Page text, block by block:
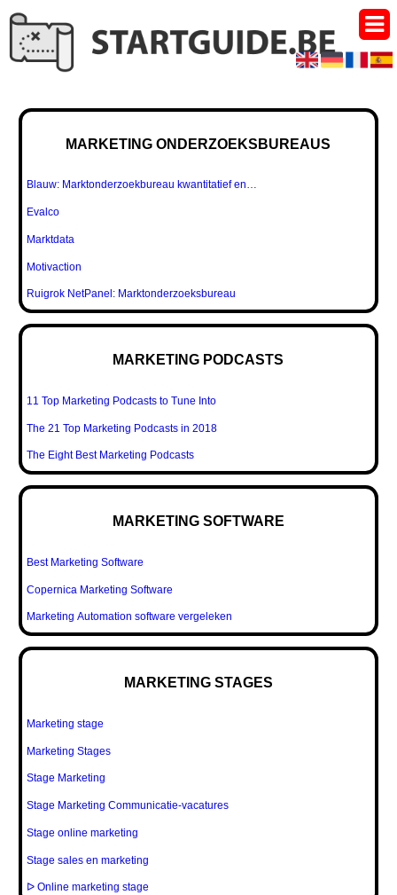
MARKETING ONDERZOEKSBUREAUS
Blauw: Marktonderzoekbureau kwantitatief en…
Evalco
Marktdata
Motivaction
Ruigrok NetPanel: Marktonderzoeksbureau
MARKETING PODCASTS
11 Top Marketing Podcasts to Tune Into
The 21 Top Marketing Podcasts in 2018
The Eight Best Marketing Podcasts
MARKETING SOFTWARE
Best Marketing Software
Copernica Marketing Software
Marketing Automation software vergeleken
MARKETING STAGES
Marketing stage
Marketing Stages
Stage Marketing
Stage Marketing Communicatie-vacatures
Stage online marketing
Stage sales en marketing
ᐅ Online marketing stage